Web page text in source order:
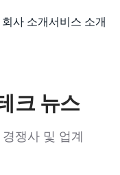
회사 소개서비스 소개
크 뉴스
쟁사 및 업계